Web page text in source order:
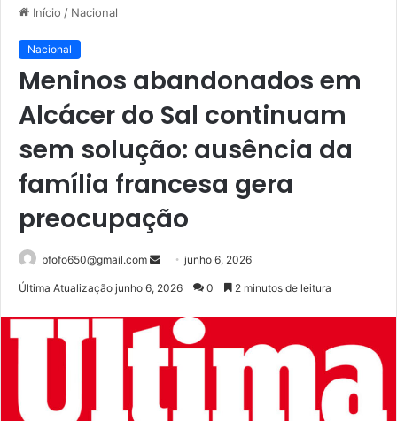
Início / Nacional
Nacional
Meninos abandonados em
Alcácer do Sal continuam
sem solução: ausência da
família francesa gera
preocupação
bfofo650@gmail.com
Mande
mail
junho 6, 2026
Última Atualização junho 6, 2026 0 2 minutos de leitura